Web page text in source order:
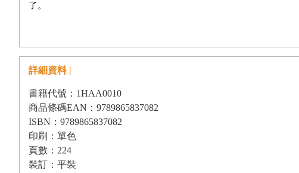
了。
前幾天我在開車要到台北的路上，卻看到恰恰相反的事。
那天我剛好開車經過民生西路附近，看到一台雙Ｂ豪華大轎車和一
車的車主當下的第一反應，是立刻跳下車來，蹲下來檢視他的愛車是
不管事故發生的錯誤是誰，但是，先看看騎摩托車的少年是否有受傷
這就是價值觀的不同！
價值觀是一種處理事情判斷對錯、做選擇時取捨的標準，它可以說
詳細資料 |
書籍代號：1HAA0010
商品條碼EAN：9789865837082
ISBN：9789865837082
印刷：單色
頁數：224
裝訂：平裝